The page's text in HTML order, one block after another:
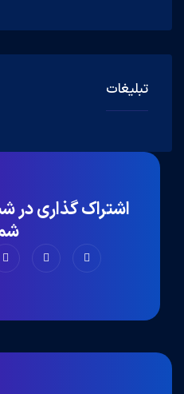
تبلیغات
اشتراک گذاری در